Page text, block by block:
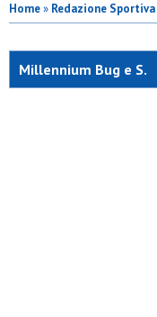
Home» Redazione Sportiva
Millennium Bug e S.